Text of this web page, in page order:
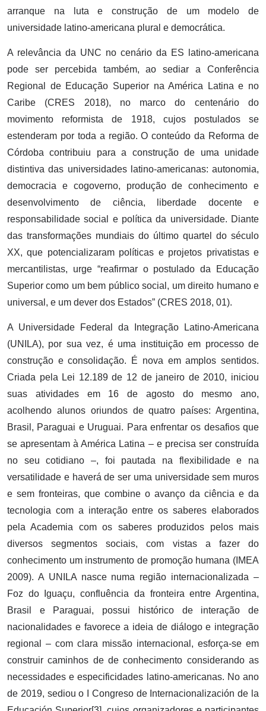
arranque na luta e construção de um modelo de
universidade latino-americana plural e democrática.
A relevância da UNC no cenário da ES latino-americana
pode ser percebida também, ao sediar a Conferência
Regional de Educação Superior na América Latina e no
Caribe (CRES 2018), no marco do centenário do
movimento reformista de 1918, cujos postulados se
estenderam por toda a região. O conteúdo da Reforma de
Córdoba contribuiu para a construção de uma unidade
distintiva das universidades latino-americanas: autonomia,
democracia e cogoverno, produção de conhecimento e
desenvolvimento de ciência, liberdade docente e
responsabilidade social e política da universidade. Diante
das transformações mundiais do último quartel do século
XX, que potencializaram políticas e projetos privatistas e
mercantilistas, urge “reafirmar o postulado da Educação
Superior como um bem público social, um direito humano e
universal, e um dever dos Estados” (CRES 2018, 01).
A Universidade Federal da Integração Latino-Americana
(UNILA), por sua vez, é uma instituição em processo de
construção e consolidação. É nova em amplos sentidos.
Criada pela Lei 12.189 de 12 de janeiro de 2010, iniciou
suas atividades em 16 de agosto do mesmo ano,
acolhendo alunos oriundos de quatro países: Argentina,
Brasil, Paraguai e Uruguai. Para enfrentar os desafios que
se apresentam à América Latina – e precisa ser construída
no seu cotidiano –, foi pautada na flexibilidade e na
versatilidade e haverá de ser uma universidade sem muros
e sem fronteiras, que combine o avanço da ciência e da
tecnologia com a interação entre os saberes elaborados
pela Academia com os saberes produzidos pelos mais
diversos segmentos sociais, com vistas a fazer do
conhecimento um instrumento de promoção humana (IMEA
2009). A UNILA nasce numa região internacionalizada –
Foz do Iguaçu, confluência da fronteira entre Argentina,
Brasil e Paraguai, possui histórico de interação de
nacionalidades e favorece a ideia de diálogo e integração
regional – com clara missão internacional, esforça-se em
construir caminhos de de conhecimento considerando as
necessidades e especificidades latino-americanas. No ano
de 2019, sediou o I Congreso de Internacionalización de la